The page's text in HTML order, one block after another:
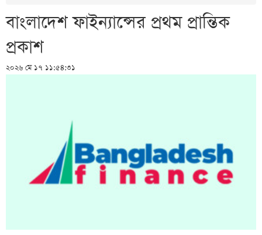
বাংলাদেশ ফাইন্যান্সের প্রথম প্রান্তিক
প্রকাশ
২০২৬ মে ১৭ ১১:৫৪:৩১